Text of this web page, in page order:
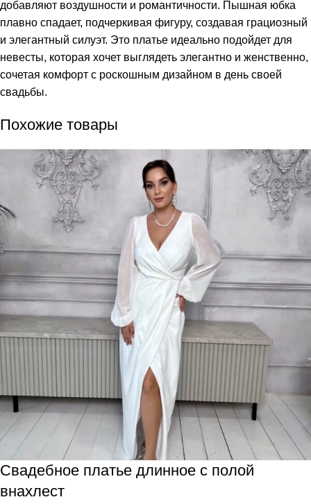
добавляют воздушности и романтичности. Пышная юбка
плавно спадает, подчеркивая фигуру, создавая грациозный
и элегантный силуэт. Это платье идеально подойдет для
невесты, которая хочет выглядеть элегантно и женственно,
сочетая комфорт с роскошным дизайном в день своей
свадьбы.
Похожие товары
Свадебное платье длинное с полой
внахлест